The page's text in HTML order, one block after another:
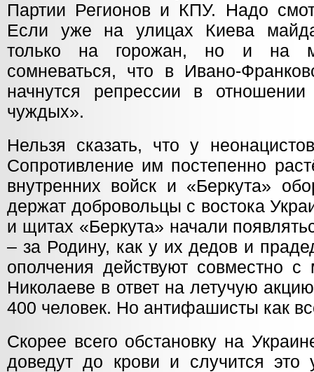
Партии Регионов и КПУ. Надо
Если уже на улицах Киева
только на горожан, но и на
сомневаться, что в Ивано-
начнутся репрессии в
чуждых».
Нельзя сказать, что у
Сопротивление им постепенно
внутренних войск и «Беркута»
держат добровольцы с востока
и щитах «Беркута» начали
– за Родину, как у их дедов и
ополчения действуют совместно
Николаеве в ответ на летучую
400 человек. Но антифашисты как
Скорее всего обстановку на
доведут до крови и случится